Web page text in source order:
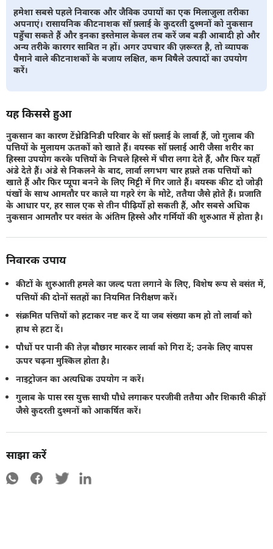
हमेशा सबसे पहले निवारक और जैविक उपायों का एक मिलाजुला तरीका
अपनाएं। रासायनिक कीटनाशक सॉ फ़्लाई के कुदरती दुश्मनों को नुकसान
पहुँचा सकते हैं और इनका इस्तेमाल केवल तब करें जब बड़ी आबादी हो और
अन्य तरीके कारगर साबित न हों। अगर उपचार की ज़रूरत है, तो व्यापक
पैमाने वाले कीटनाशकों के बजाय लक्षित, कम विषैले उत्पादों का उपयोग
करें।
यह किससे हुआ
नुकसान का कारण टेंथ्रेडिनिडी परिवार के सॉ फ़्लाई के लार्वा हैं, जो गुलाब की
पत्तियों के मुलायम ऊतकों को खाते हैं। वयस्क सॉ फ़्लाई आरी जैसा शरीर का
हिस्सा उपयोग करके पत्तियों के निचले हिस्से में चीरा लगा देते हैं, और फिर यहाँ
अंडे देते हैं। अंडे से निकलने के बाद, लार्वा लगभग चार हफ़्ते तक पत्तियों को
खाते हैं और फिर प्यूपा बनने के लिए मिट्टी में गिर जाते हैं। वयस्क कीट दो जोड़ी
पंखों के साथ आमतौर पर काले या गहरे रंग के मोटे, ततैया जैसे होते हैं। प्रजाति
के आधार पर, हर साल एक से तीन पीढ़ियाँ हो सकती हैं, और सबसे अधिक
नुकसान आमतौर पर वसंत के अंतिम हिस्से और गर्मियों की शुरुआत में होता है।
निवारक उपाय
कीटों के शुरुआती हमले का जल्द पता लगाने के लिए, विशेष रूप से वसंत में,
पत्तियों की दोनों सतहों का नियमित निरीक्षण करें।
संक्रमित पत्तियों को हटाकर नष्ट कर दें या जब संख्या कम हो तो लार्वा को
हाथ से हटा दें।
पौधों पर पानी की तेज़ बौछार मारकर लार्वा को गिरा दें; उनके लिए वापस
ऊपर चढ़ना मुश्किल होता है।
नाइट्रोजन का अत्यधिक उपयोग न करें।
गुलाब के पास रस युक्त साथी पौधे लगाकर परजीवी ततैया और शिकारी कीड़ों
जैसे कुदरती दुश्मनों को आकर्षित करें।
साझा करें